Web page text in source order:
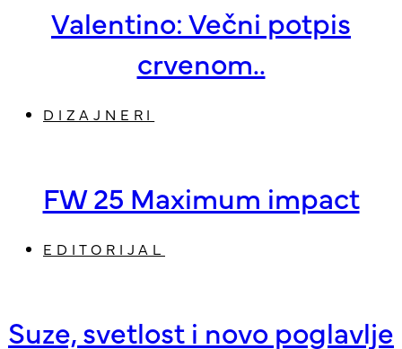
Valentino: Večni potpis
crvenom..
DIZAJNERI
FW 25 Maximum impact
EDITORIJAL
Suze, svetlost i novo poglavlje